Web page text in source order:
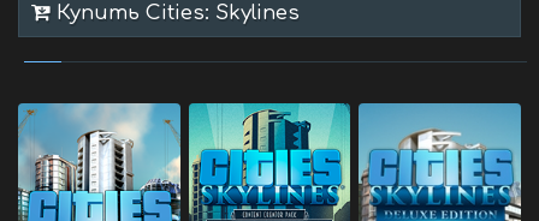
Купить Cities: Skylines